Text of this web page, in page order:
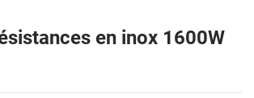
en inox 1600W